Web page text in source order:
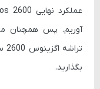
آوریم. پس همچنان
بگذارید.